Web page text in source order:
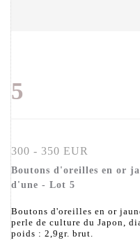
5
300 - 350 EUR
Boutons d'oreilles en or
d'une - Lot 5
Boutons d'oreilles en or
perle de culture du Japon,
poids : 2,9gr. brut.